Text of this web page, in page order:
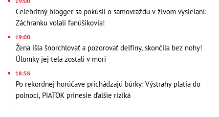
Celebritný blogger sa pokúsil o samovraždu v živom vysielaní:
Záchranku volali fanúšikovia!
19:00
Žena išla šnorchlovať a pozorovať delfíny, skončila bez nohy!
Úlomky jej tela zostali v mori
18:58
Po rekordnej horúčave prichádzajú búrky: Výstrahy platia do
polnoci, PIATOK prinesie ďalšie riziká